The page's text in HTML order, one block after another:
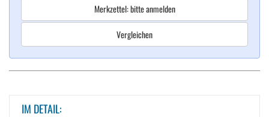
Merkzettel: bitte anmelden
Vergleichen
IM DETAIL: